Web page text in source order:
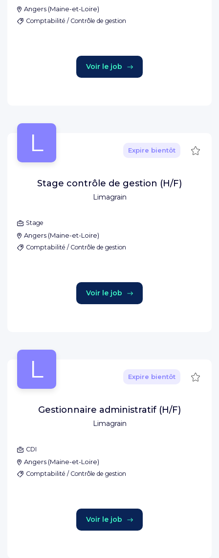
Angers (Maine-et-Loire)
Comptabilité / Contrôle de gestion
Voir le job
L
Limagrain
Expire bientôt
Stage contrôle de gestion (H/F)
Stage
Angers (Maine-et-Loire)
Comptabilité / Contrôle de gestion
Voir le job
L
Limagrain
Expire bientôt
Gestionnaire administratif (H/F)
CDI
Angers (Maine-et-Loire)
Comptabilité / Contrôle de gestion
Voir le job